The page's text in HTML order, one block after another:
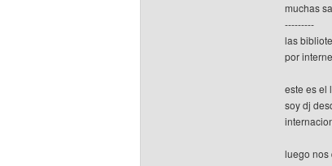
muchas
---------
las
por
este es el
soy dj
luego nos